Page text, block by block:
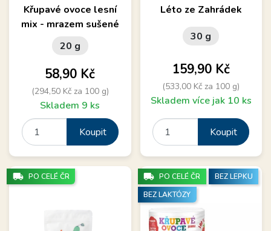
Křupavé ovoce lesní
mix - mrazem sušené
20 g
Cena
58,90 Kč
(294,50 Kč za 100 g)
Skladem 9 ks
Koupit
Léto ze Zahrádek
30 g
Cena
159,90 Kč
(533,00 Kč za 100 g)
Skladem více jak 10 ks
Koupit
local_shipping PO CELÉ ČR local_shipping PO CELÉ ČR
BEZ LEPKU
BEZ LAKTÓZY